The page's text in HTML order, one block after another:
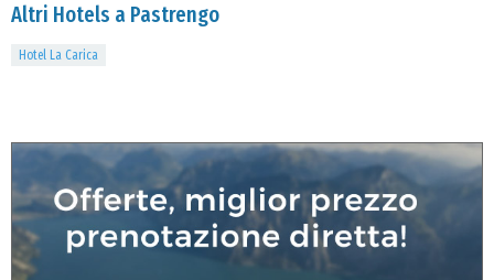
Altri Hotels a Pastrengo
Hotel La Carica